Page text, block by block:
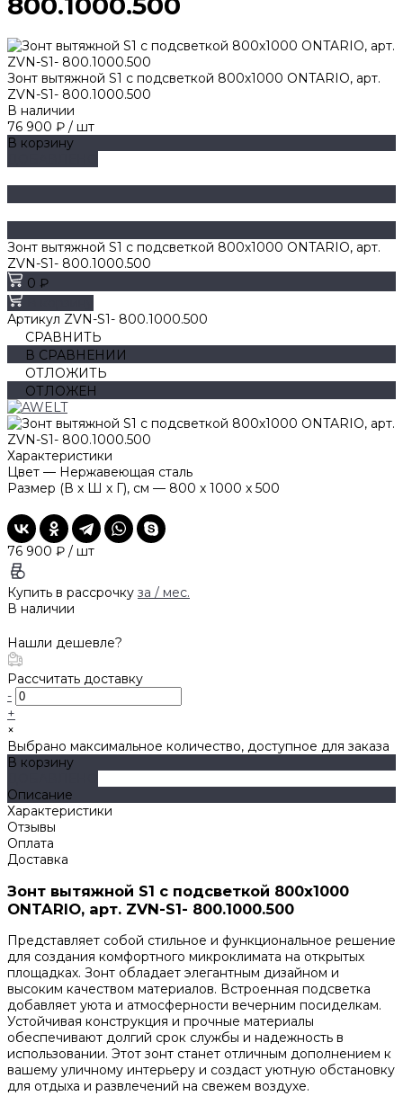
Зонт вытяжной S1 с подсветкой 800х1000 ONTARIO, арт.
ZVN-S1- 800.1000.500
В наличии
76 900 ₽ / шт
В корзину
Зонт вытяжной S1 с подсветкой 800х1000 ONTARIO, арт.
ZVN-S1- 800.1000.500
0 ₽
Артикул ZVN-S1- 800.1000.500
СРАВНИТЬ
В СРАВНЕНИИ
ОТЛОЖИТЬ
ОТЛОЖЕН
Характеристики
Цвет — Нержавеющая сталь
Размер (В х Ш х Г), см — 800 x 1000 x 500
76 900 ₽ / шт
Купить в рассрочку за / мес.
В наличии
Нашли дешевле?
Рассчитать доставку
-
+
×
Выбрано максимальное количество, доступное для заказа
В корзину
Описание
Характеристики
Отзывы
Оплата
Доставка
Зонт вытяжной S1 с подсветкой 800х1000
ONTARIO, арт. ZVN-S1- 800.1000.500
Представляет собой стильное и функциональное решение
для создания комфортного микроклимата на открытых
площадках. Зонт обладает элегантным дизайном и
высоким качеством материалов. Встроенная подсветка
добавляет уюта и атмосферности вечерним посиделкам.
Устойчивая конструкция и прочные материалы
обеспечивают долгий срок службы и надежность в
использовании. Этот зонт станет отличным дополнением к
вашему уличному интерьеру и создаст уютную обстановку
для отдыха и развлечений на свежем воздухе.